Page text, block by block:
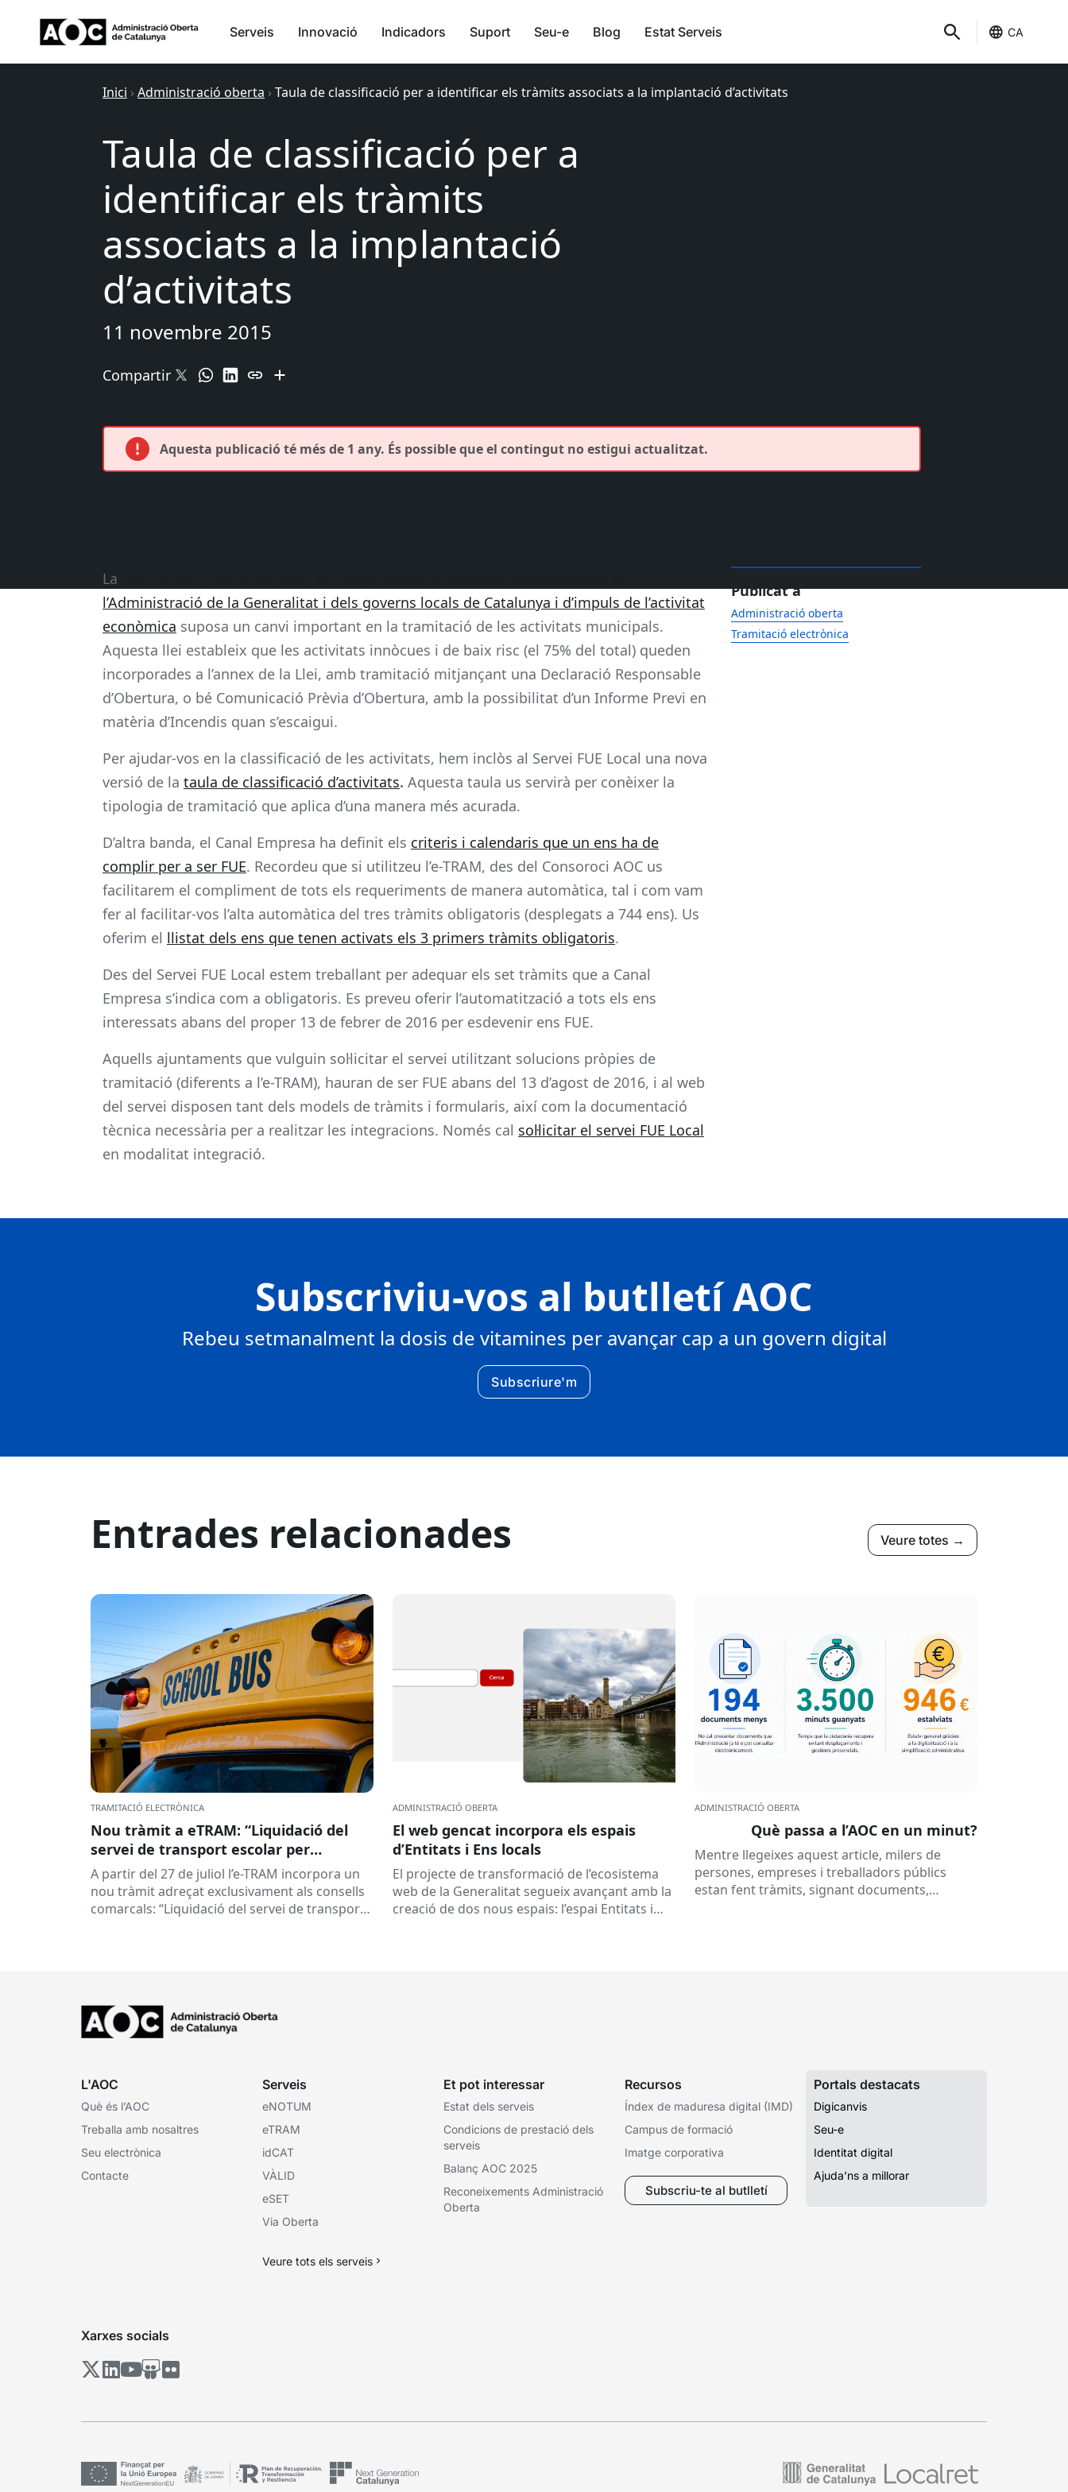
Serveis Innovació Indicadors Suport Seu-e Blog Estat Serveis CA
Inici › Administració oberta › Taula de classificació per a identificar els tràmits associats a la implantació d’activitats
Taula de classificació per a
identificar els tràmits
associats a la implantació
d’activitats
11 novembre 2015
Compartir
Aquesta publicació té més de 1 any. És possible que el contingut no estigui actualitzat.
La
l’Administració de la Generalitat i dels governs locals de Catalunya i d’impuls de l’activitat
econòmica suposa un canvi important en la tramitació de les activitats municipals.
Aquesta llei estableix que les activitats innòcues i de baix risc (el 75% del total) queden
incorporades a l’annex de la Llei, amb tramitació mitjançant una Declaració Responsable
d’Obertura, o bé Comunicació Prèvia d’Obertura, amb la possibilitat d’un Informe Previ en
matèria d’Incendis quan s’escaigui.
Per ajudar-vos en la classificació de les activitats, hem inclòs al Servei FUE Local una nova
versió de la taula de classificació d’activitats. Aquesta taula us servirà per conèixer la
tipologia de tramitació que aplica d’una manera més acurada.
D’altra banda, el Canal Empresa ha definit els criteris i calendaris que un ens ha de
complir per a ser FUE. Recordeu que si utilitzeu l’e-TRAM, des del Consoroci AOC us
facilitarem el compliment de tots els requeriments de manera automàtica, tal i com vam
fer al facilitar-vos l’alta automàtica del tres tràmits obligatoris (desplegats a 744 ens). Us
oferim el llistat dels ens que tenen activats els 3 primers tràmits obligatoris.
Des del Servei FUE Local estem treballant per adequar els set tràmits que a Canal
Empresa s’indica com a obligatoris. Es preveu oferir l’automatització a tots els ens
interessats abans del proper 13 de febrer de 2016 per esdevenir ens FUE.
Aquells ajuntaments que vulguin sol·licitar el servei utilitzant solucions pròpies de
tramitació (diferents a l’e-TRAM), hauran de ser FUE abans del 13 d’agost de 2016, i al web
del servei disposen tant dels models de tràmits i formularis, així com la documentació
tècnica necessària per a realitzar les integracions. Només cal sol·licitar el servei FUE Local
en modalitat integració.
Publicat a
Administració oberta
Tramitació electrònica
Subscriviu-vos al butlletí AOC
Rebeu setmanalment la dosis de vitamines per avançar cap a un govern digital
Subscriure'm
Entrades relacionades Veure totes →
TRAMITACIÓ ELECTRÒNICA
Nou tràmit a eTRAM: “Liquidació del
servei de transport escolar per
empreses concessionàries”
A partir del 27 de juliol l’e-TRAM incorpora un
nou tràmit adreçat exclusivament als consells
comarcals: “Liquidació del servei de transport
ADMINISTRACIÓ OBERTA
El web gencat incorpora els espais
d’Entitats i Ens locals
El projecte de transformació de l’ecosistema
web de la Generalitat segueix avançant amb la
creació de dos nous espais: l’espai Entitats i
ADMINISTRACIÓ OBERTA
Què passa a l’AOC en un minut?
Mentre llegeixes aquest article, milers de
persones, empreses i treballadors públics
estan fent tràmits, signant documents,
L'AOC
Què és l’AOC
Treballa amb nosaltres
Seu electrònica
Contacte
Serveis
eNOTUM
eTRAM
idCAT
VÀLID
eSET
Via Oberta
Veure tots els serveis
Et pot interessar
Estat dels serveis
Condicions de prestació dels
serveis
Balanç AOC 2025
Reconeixements Administració
Oberta
Recursos
Índex de maduresa digital (IMD)
Campus de formació
Imatge corporativa
Subscriu-te al butlletí
Portals destacats
Digicanvis
Seu-e
Identitat digital
Ajuda’ns a millorar
Xarxes socials